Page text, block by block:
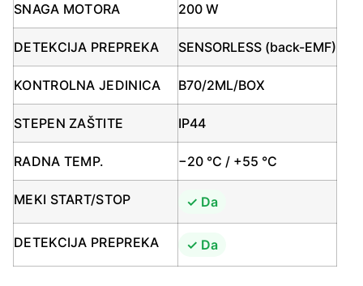
SNAGA MOTORA 200 W
DETEKCIJA PREPREKA SENSORLESS (back-EMF)
KONTROLNA JEDINICA B70/2ML/BOX
STEPEN ZAŠTITE IP44
RADNA TEMP. −20 °C / +55 °C
MEKI START/STOP ✓ Da
DETEKCIJA PREPREKA ✓ Da